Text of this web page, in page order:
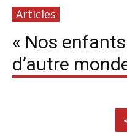
Articles
« Nos
d’autre